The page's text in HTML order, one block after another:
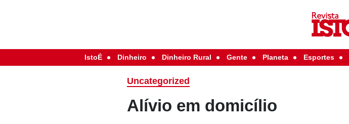
IstoÉ Dinheiro Dinheiro Rural Gente Planeta Esportes
Uncategorized
Alívio em domicílio